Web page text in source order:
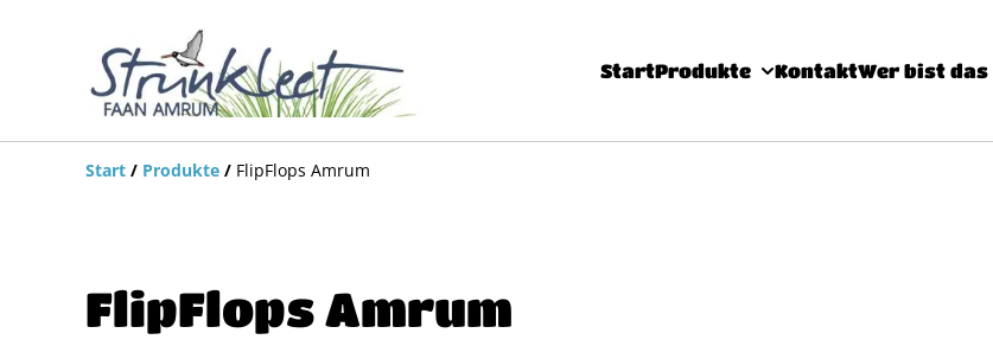
StartProdukte KontaktWer bist das
Start / Produkte / FlipFlops Amrum
FlipFlops Amrum